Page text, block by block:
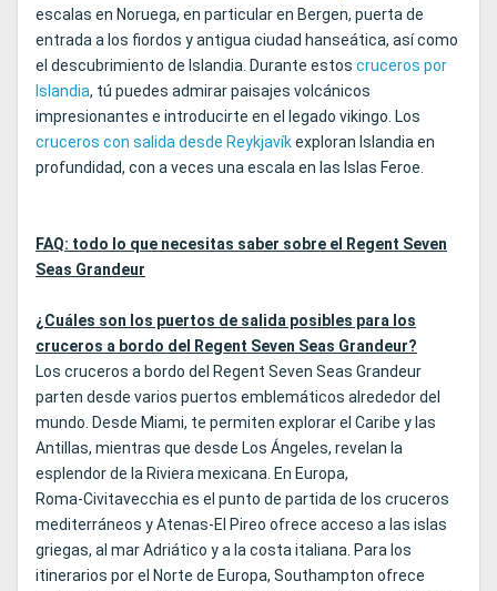
escalas en Noruega, en particular en Bergen, puerta de
entrada a los fiordos y antigua ciudad hanseática, así como
el descubrimiento de Islandia. Durante estos cruceros por
Islandia, tú puedes admirar paisajes volcánicos
impresionantes e introducirte en el legado vikingo. Los
cruceros con salida desde Reykjavíkexploran Islandia en
profundidad, con a veces una escala en las Islas Feroe.
FAQ: todo lo que necesitas saber sobre el Regent Seven
Seas Grandeur
¿Cuáles son los puertos de salida posibles para los
cruceros a bordo del Regent Seven Seas Grandeur?
Los cruceros a bordo del Regent Seven Seas Grandeur
parten desde varios puertos emblemáticos alrededor del
mundo. Desde Miami, te permiten explorar el Caribe y las
Antillas, mientras que desde Los Ángeles, revelan la
esplendor de la Riviera mexicana. En Europa,
Roma‑Civitavecchia es el punto de partida de los cruceros
mediterráneos y Atenas‑El Pireo ofrece acceso a las islas
griegas, al mar Adriático y a la costa italiana. Para los
itinerarios por el Norte de Europa, Southampton ofrece